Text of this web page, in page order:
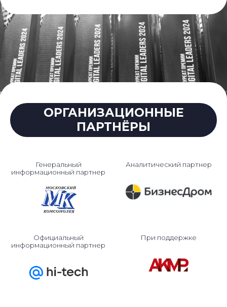
ОРГАНИЗАЦИОННЫЕ
ПАРТНЁРЫ
Генеральный
информационный партнер
Аналитический партнер
Официальный
информационный партнер
При поддержке